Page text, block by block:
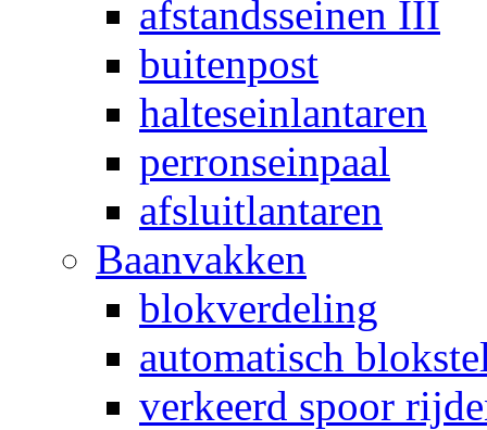
afstandsseinen III
buitenpost
halteseinlantaren
perronseinpaal
afsluitlantaren
Baanvakken
blokverdeling
automatisch
verkeerd spoor